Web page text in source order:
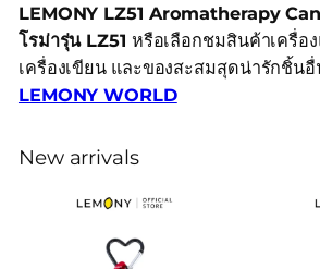
LEMONY LZ51 Aromatherapy
โรม่ารุ่น LZ51 หรือเลือกชมสินค้าเครื่อ
เครื่องเขียน และของสะสมสุดน่ารักชิ้น
LEMONY WORLD
New arrivals